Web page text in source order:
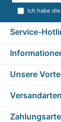
Ich habe die
Service-
Unsere
Versandarten